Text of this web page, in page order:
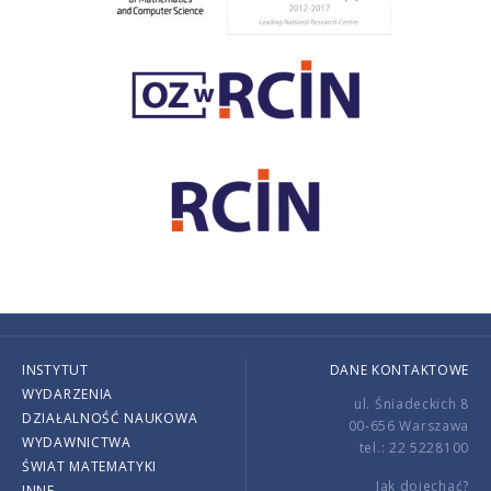
INSTYTUT
WYDARZENIA
DZIAŁALNOŚĆ NAUKOWA
WYDAWNICTWA
ŚWIAT MATEMATYKI
DANE KONTAKTOWE
ul. Śniadeckich 8
00-656 Warszawa
tel.: 22 5228100
Jak dojechać?